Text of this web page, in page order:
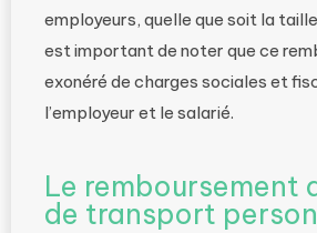
employeurs, quelle que soit la
est important de noter que ce
exonéré de charges sociales et
l’employeur et le salarié.
Le remboursement
de transport